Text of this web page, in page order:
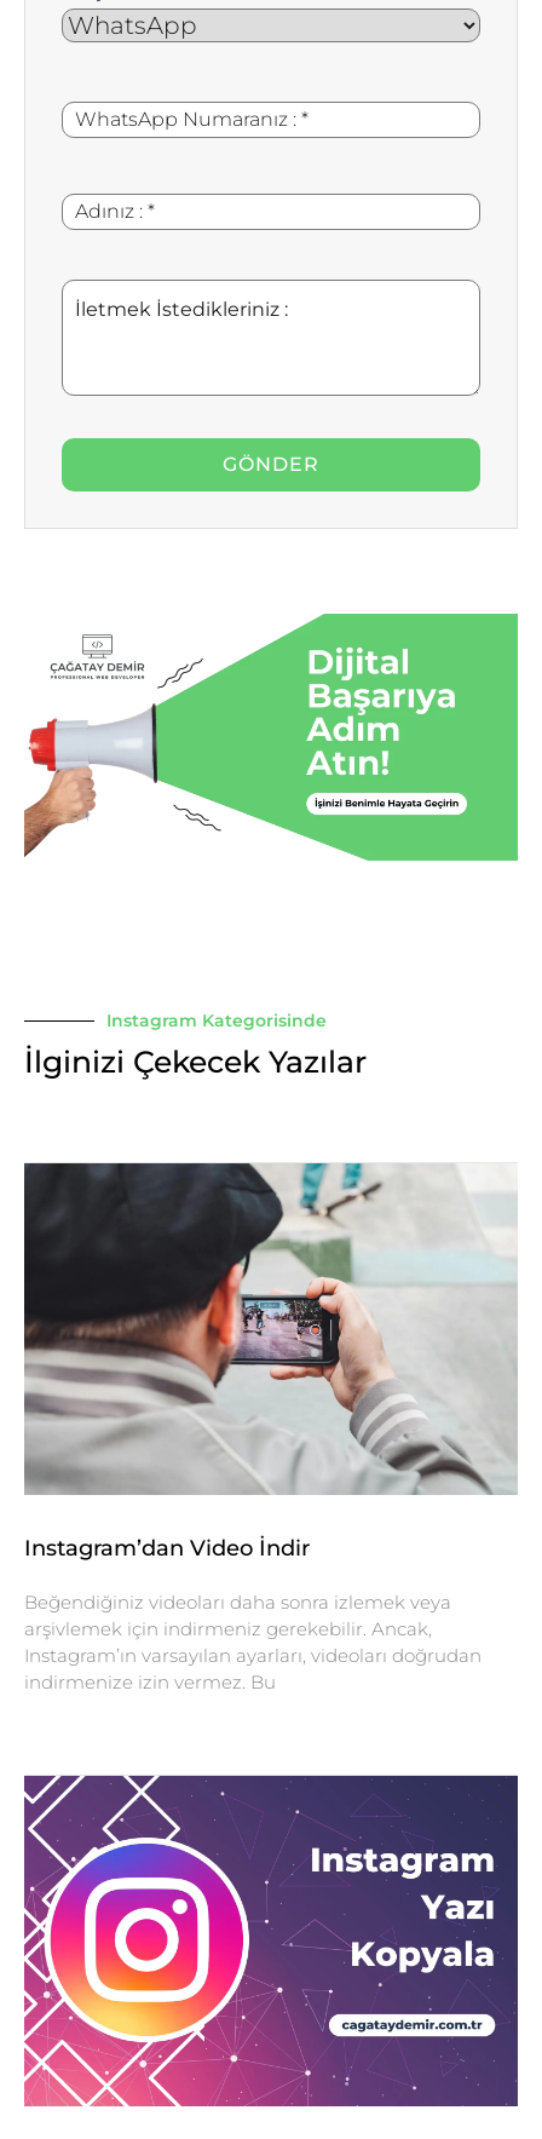
WhatsApp
Numaranız
*
Adınız
:
*
İletmek
İstedikleriniz
Instagram Kategorisinde
İlginizi Çekecek Yazılar
Instagram’dan Video İndir
Beğendiğiniz videoları daha sonra izlemek veya
arşivlemek için indirmeniz gerekebilir. Ancak,
Instagram’ın varsayılan ayarları, videoları doğrudan
indirmenize izin vermez. Bu